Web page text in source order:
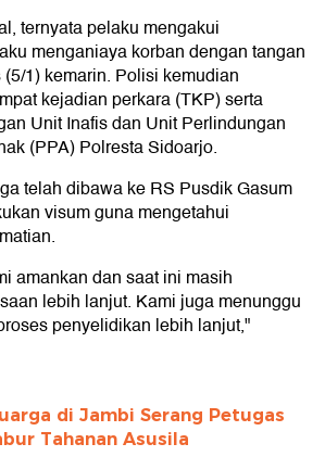
ternyata pelaku mengakui
menganiaya korban dengan tangan
1) kemarin. Polisi kemudian
kejadian perkara (TKP) serta
Unit Inafis dan Unit Perlindungan
(PPA) Polresta Sidoarjo.
telah dibawa ke RS Pusdik Gasum
visum guna mengetahui
amankan dan saat ini masih
lebih lanjut. Kami juga menunggu
penyelidikan lebih lanjut,"
di Jambi Serang Petugas
Tahanan Asusila